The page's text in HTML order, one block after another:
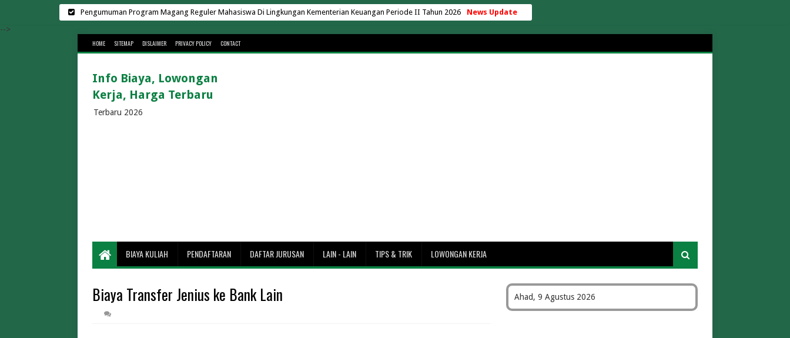
News Update
Pengumuman Program Magang Reguler Mahasiswa Di Lingkungan Kementerian Keuangan Periode II Tahun 2026
Biaya Kuliah Universitas Nusa Putra Sukabumi 2026
Biaya Kuliah Universitas Sugeng Hartono Tahun Akademik 2026/2027
Cara Menghemat Biaya Listrik AC 24 Jam Tanpa Matikan Mesin
Berapa Lama Penyeberangan Bakauheni ke Merak? Ini Estimasi Waktu dan Jaraknya
Biaya Masuk Pantai Tanjung Lesung
Cara Daftar Mudik Gratis Kemenhub 2026
-->
HOME SITEMAP DISLAIMER PRIVACY POLICY CONTACT
Info Biaya, Lowongan
Kerja, Harga Terbaru
Terbaru 2026
BIAYA KULIAH PENDAFTARAN DAFTAR JURUSAN LAIN - LAIN TIPS & TRIK LOWONGAN KERJA
Biaya Transfer Jenius ke Bank Lain Ahad, 9 Agustus 2026